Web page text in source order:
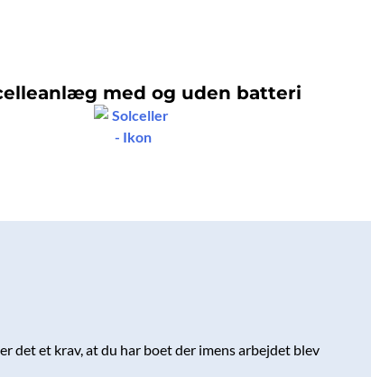
med og uden batteri
det et krav, at du har boet der imens arbejdet blev